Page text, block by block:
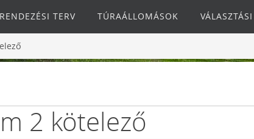
TERV TÚRAÁLLOMÁSOK
2 kötelező